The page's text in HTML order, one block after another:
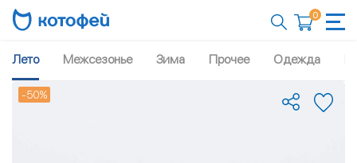
0
Лето Межсезонье Зима Прочее Одежда
-50%